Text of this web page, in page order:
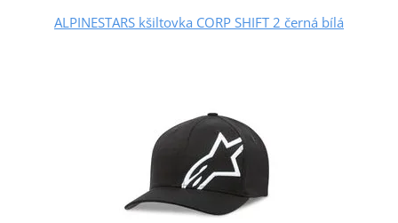
ALPINESTARS kšiltovka CORP SHIFT 2 černá bílá